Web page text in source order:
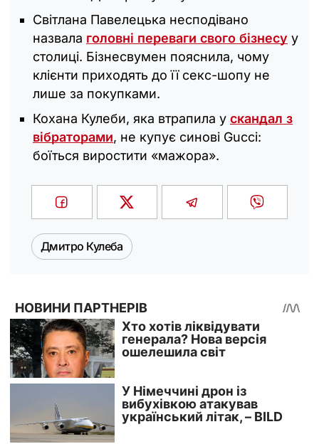
Світлана Павелецька несподівано
назвала головні переваги свого бізнесу у
столиці. Бізнесвумен пояснила, чому
клієнти приходять до її секс-шопу не
лише за покупками.
Кохана Кулеби, яка втрапила у скандал з
вібраторами, не купує синові Gucci:
боїться виростити «мажора».
Дмитро Кулеба